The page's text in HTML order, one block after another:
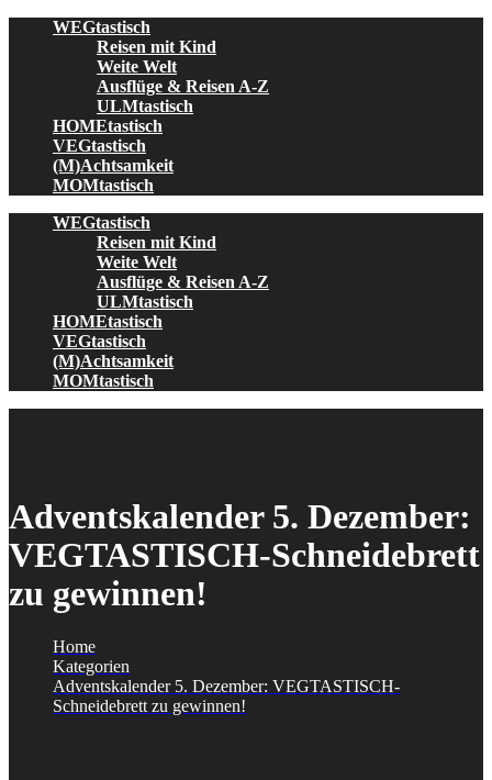
WEGtastisch
Reisen mit Kind
Weite Welt
Ausflüge & Reisen A-Z
ULMtastisch
HOMEtastisch
VEGtastisch
(M)Achtsamkeit
MOMtastisch
WEGtastisch
Reisen mit Kind
Weite Welt
Ausflüge & Reisen A-Z
ULMtastisch
HOMEtastisch
VEGtastisch
(M)Achtsamkeit
MOMtastisch
Adventskalender 5. Dezember:
VEGTASTISCH-Schneidebrett
zu gewinnen!
Home
Kategorien
Adventskalender 5. Dezember: VEGTASTISCH-
Schneidebrett zu gewinnen!